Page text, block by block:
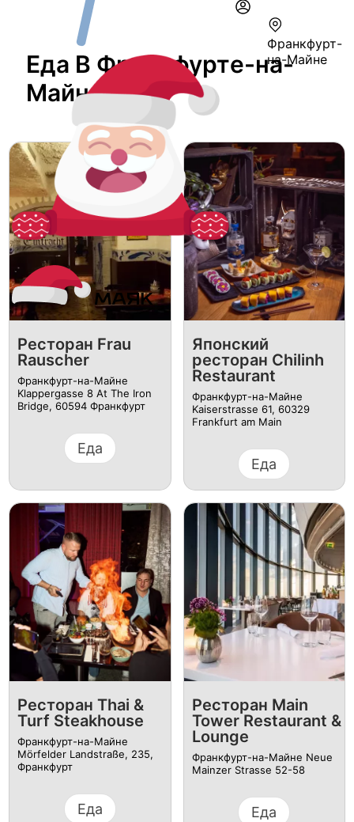
Франкфурт-
на-Майне
Еда В Франкфуртe-на-
Майне
Ресторан Frau
Rauscher
Франкфурт-на-Майне
Klappergasse 8 At The Iron
Bridge, 60594 Франкфурт
Еда
Японский
ресторан Chilinh
Restaurant
Франкфурт-на-Майне
Kaiserstrasse 61, 60329
Frankfurt am Main
Еда
Ресторан Thai &
Turf Steakhouse
Франкфурт-на-Майне
Mörfelder Landstraße, 235,
Франкфурт
Еда
Ресторан Main
Tower Restaurant &
Lounge
Франкфурт-на-Майне Neue
Mainzer Strasse 52-58
Еда